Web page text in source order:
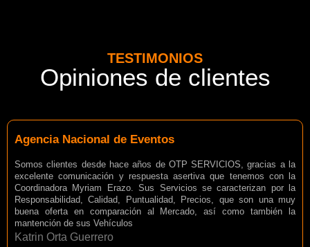
TESTIMONIOS
Opiniones de clientes
Agencia Nacional de Eventos
Somos clientes desde hace años de OTP SERVICIOS, gracias a la
excelente comunicación y respuesta asertiva que tenemos con la
Coordinadora Myriam Erazo. Sus Servicios se caracterizan por la
Responsabilidad, Calidad, Puntualidad, Precios, que son una muy
buena oferta en comparación al Mercado, así como también la
mantención de sus Vehículos
Katrin Orta Guerrero